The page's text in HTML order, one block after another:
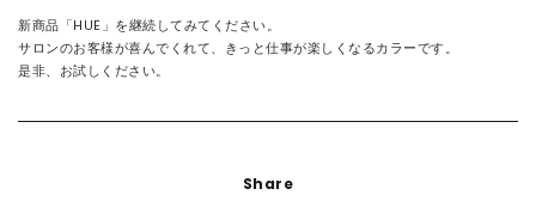
新商品「HUE」を継続してみてください。
サロンのお客様が喜んでくれて、きっと仕事が楽しくなるカラーです。
是非、お試しください。
Share